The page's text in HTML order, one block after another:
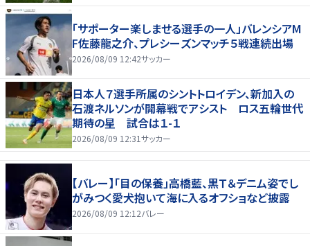
「サポーター楽しませる選手の一人」バレンシアM
F佐藤龍之介、プレシーズンマッチ５戦連続出場
2026/08/09 12:42サッカー
日本人７選手所属のシントトロイデン、新加入の
石渡ネルソンが開幕戦でアシスト ロス五輪世代
期待の星 試合は１-１
2026/08/09 12:31サッカー
【バレー】「目の保養」高橋藍、黒Ｔ＆デニム姿でし
がみつく愛犬抱いて海に入るオフショなど披露
2026/08/09 12:12バレー